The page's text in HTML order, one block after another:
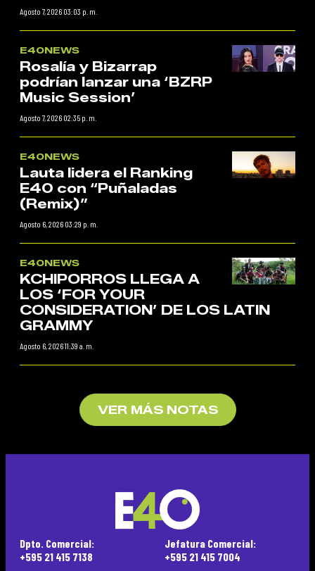
Agosto 7, 2026 03:03 p. m.
E40NEWS
Rosalía y Bizarrap
podrían lanzar una ‘BZRP
Music Session’
Agosto 7, 2026 02:35 p. m.
E40NEWS
Lauta lidera el Ranking
E40 con “Puñaladas
(Remix)”
Agosto 6, 2026 03:29 p. m.
E40NEWS
KCHIPORROS LLEGA A
LOS ‘FOR YOUR
CONSIDERATION’ DE LOS LATIN
GRAMMY
Agosto 6, 2026 11:39 a. m.
VER MÁS NOTAS
Dpto. Comercial:
+595 21 415 7138
Jefatura Comercial:
+595 21 415 7004